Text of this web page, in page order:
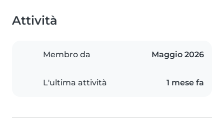
Attività
Membro da Maggio 2026
L'ultima attività 1 mese fa